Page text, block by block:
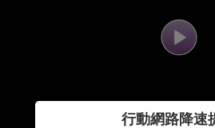
行動網路降速